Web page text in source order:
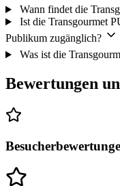
Wann findet die
Ist die Transgourmet
Publikum zugänglich?
Was ist die
Bewertungen